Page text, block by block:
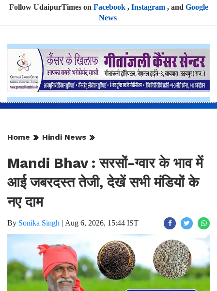
Follow UdaipurTimes on Facebook, Instagram, and Google
News
Home Hindi News
Mandi Bhav : सरसों-ग्वार के भाव में
आई जबरदस्त तेजी, देखें सभी मंडियों के
नए दाम
By Sonika Singh | Aug 6, 2026, 15:44 IST